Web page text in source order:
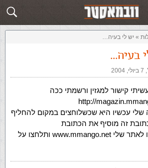
שלח תשובה
» יש לי בעיה…
בעיה…
,‏ 7 ביולי, 2004
קישור למגזין ורשמתי ככה
http://
שלי עכשיו היא שכשלוחצים במקום להחליף
זה מוסיף את הכתובת
תיכנסו לאתר שלי www.mmango.net ותלחצו על